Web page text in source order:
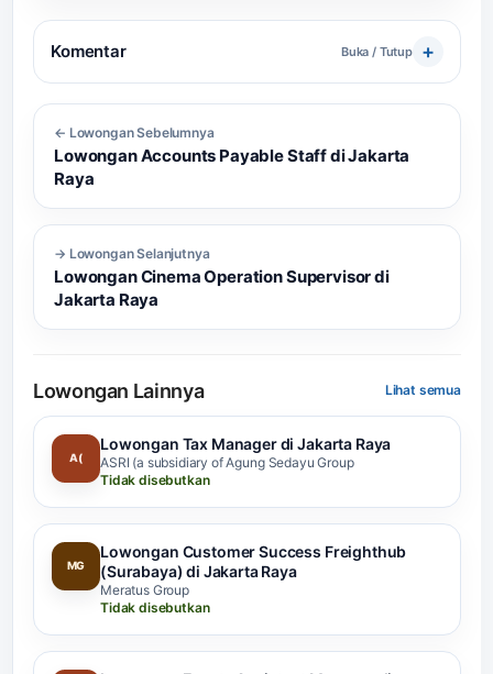
Komentar Buka / Tutup
← Lowongan Sebelumnya
Lowongan Accounts Payable Staff di Jakarta
Raya
→ Lowongan Selanjutnya
Lowongan Cinema Operation Supervisor di
Jakarta Raya
Lowongan Lainnya Lihat semua
A(
Lowongan Tax Manager di Jakarta Raya
ASRI (a subsidiary of Agung Sedayu Group
Tidak disebutkan
MG
Lowongan Customer Success Freighthub
(Surabaya) di Jakarta Raya
Meratus Group
Tidak disebutkan